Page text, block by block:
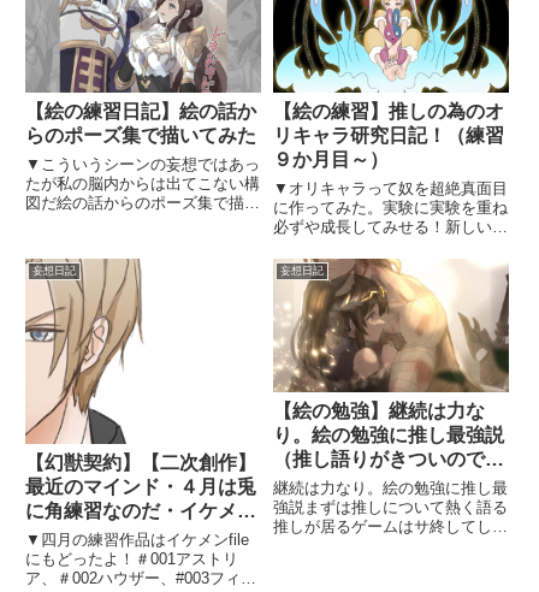
【絵の練習日記】絵の話か
らのポーズ集で描いてみた
▼こういうシーンの妄想ではあっ
たが私の脳内からは出てこない構
図だ絵の話からのポーズ集で描い
にこんな感じのが脳内渦巻いてい
てそれが絵になってー♡自分の願
望が少しずつ形になっている
ー！...
【絵の練習】推しの為のオ
リキャラ研究日記！（練習
９か月目～）
▼オリキャラって奴を超絶真面目
に作ってみた。実験に実験を重ね
必ずや成長してみせる！新しい内
います。時系列でみたい場合は、
目次から一番下へ行って上へ上っ
て見てください。【291日目】キ
ーマ描くの疲れて、気づいたら...
妄想日記
【幻獣契約】【二次創作】
最近のマインド・４月は兎
に角練習なのだ・イケメン
fileは危険
▼四月の練習作品はイケメンfile
にもどったよ！＃001アストリ
ア、＃002ハウザー、#003フィリ
妄想日記
【絵の勉強】継続は力な
り。絵の勉強に推し最強説
（推し語りがきついので閲
覧注意）
継続は力なり。絵の勉強に推し最
強説まずは推しについて熱く語る
推しが居るゲームはサ終してしま